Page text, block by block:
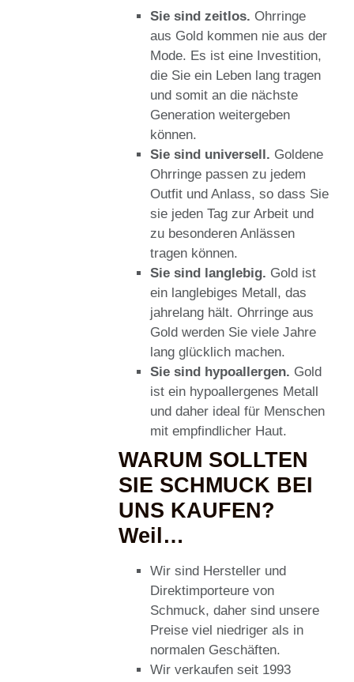
Sie sind zeitlos. Ohrringe
aus Gold kommen nie aus der
Mode. Es ist eine Investition,
die Sie ein Leben lang tragen
und somit an die nächste
Generation weitergeben
können.
Sie sind universell. Goldene
Ohrringe passen zu jedem
Outfit und Anlass, so dass Sie
sie jeden Tag zur Arbeit und
zu besonderen Anlässen
tragen können.
Sie sind langlebig. Gold ist
ein langlebiges Metall, das
jahrelang hält. Ohrringe aus
Gold werden Sie viele Jahre
lang glücklich machen.
Sie sind hypoallergen. Gold
ist ein hypoallergenes Metall
und daher ideal für Menschen
mit empfindlicher Haut.
WARUM SOLLTEN
SIE SCHMUCK BEI
UNS KAUFEN?
Weil…
Wir sind Hersteller und
Direktimporteure von
Schmuck, daher sind unsere
Preise viel niedriger als in
normalen Geschäften.
Wir verkaufen seit 1993